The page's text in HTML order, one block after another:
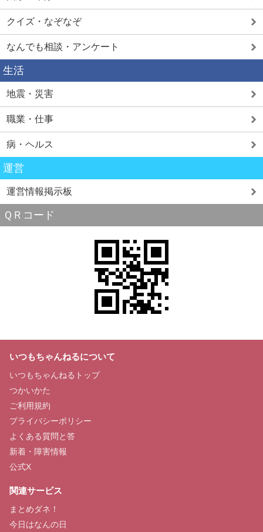
クイズ・なぞなぞ
なんでも相談・アンケート
生活
地震・災害
職業・仕事
病・ヘルス
運営
運営情報掲示板
ＱＲコード
いつもちゃんねるについて
いつもちゃんねるトップ
つかいかた
ご利用規約
プライバシーポリシー
よくある質問と答
新着・障害情報
公式X
関連サービス
まとめダネ！
今日はなんの日